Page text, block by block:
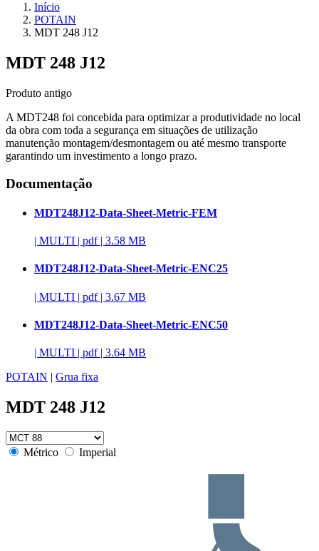
Início
POTAIN
MDT 248 J12
MDT 248 J12
Produto antigo
A MDT248 foi concebida para optimizar a produtividade no local
da obra com toda a segurança em situações de utilização
manutenção montagem/desmontagem ou até mesmo transporte
garantindo um investimento a longo prazo.
Documentação
MDT248J12-Data-Sheet-Metric-FEM
| MULTI | pdf | 3.58 MB
MDT248J12-Data-Sheet-Metric-ENC25
| MULTI | pdf | 3.67 MB
MDT248J12-Data-Sheet-Metric-ENC50
| MULTI | pdf | 3.64 MB
POTAIN | Grua fixa
MDT 248 J12
Métrico Imperial